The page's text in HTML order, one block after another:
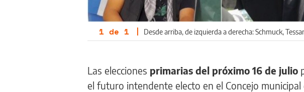
1 de 1 | Desde arriba, de izquierda a derecha: Schmuck,
Las elecciones primarias del próximo 16 de julio
el futuro intendente electo en el Concejo municipal